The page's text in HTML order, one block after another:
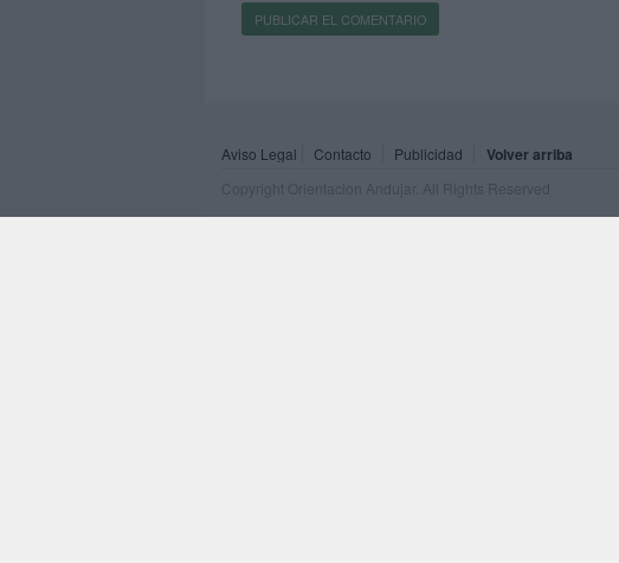
Aviso Legal Contacto Publicidad Volver arriba